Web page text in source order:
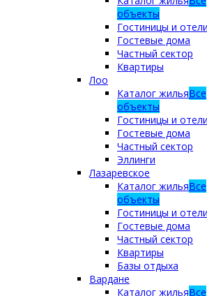
объекты
Гостиницы и отели
Гостевые дома
Частный сектор
Квартиры
Лоо
Каталог жильяВсе
объекты
Гостиницы и отели
Гостевые дома
Частный сектор
Эллинги
Лазаревское
Каталог жильяВсе
объекты
Гостиницы и отели
Гостевые дома
Частный сектор
Квартиры
Базы отдыха
Вардане
Каталог жильяВсе